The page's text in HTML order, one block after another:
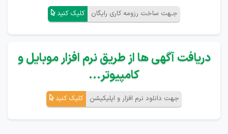
جـهت ساخت رزومه کاری رایگان کلیک کنید
دریافت آگهی ها از طریق نرم افزار موبایل و
کامپیوتر...
جهت دانلود نرم افزار و اپلیکیشن کلیک کنید